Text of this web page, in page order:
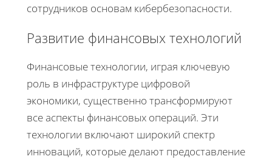
сотрудников основам кибербезопасности.
Развитие финансовых технологий
Финансовые технологии, играя ключевую
роль в инфраструктуре цифровой
экономики, существенно трансформируют
все аспекты финансовых операций. Эти
технологии включают широкий спектр
инноваций, которые делают предоставление